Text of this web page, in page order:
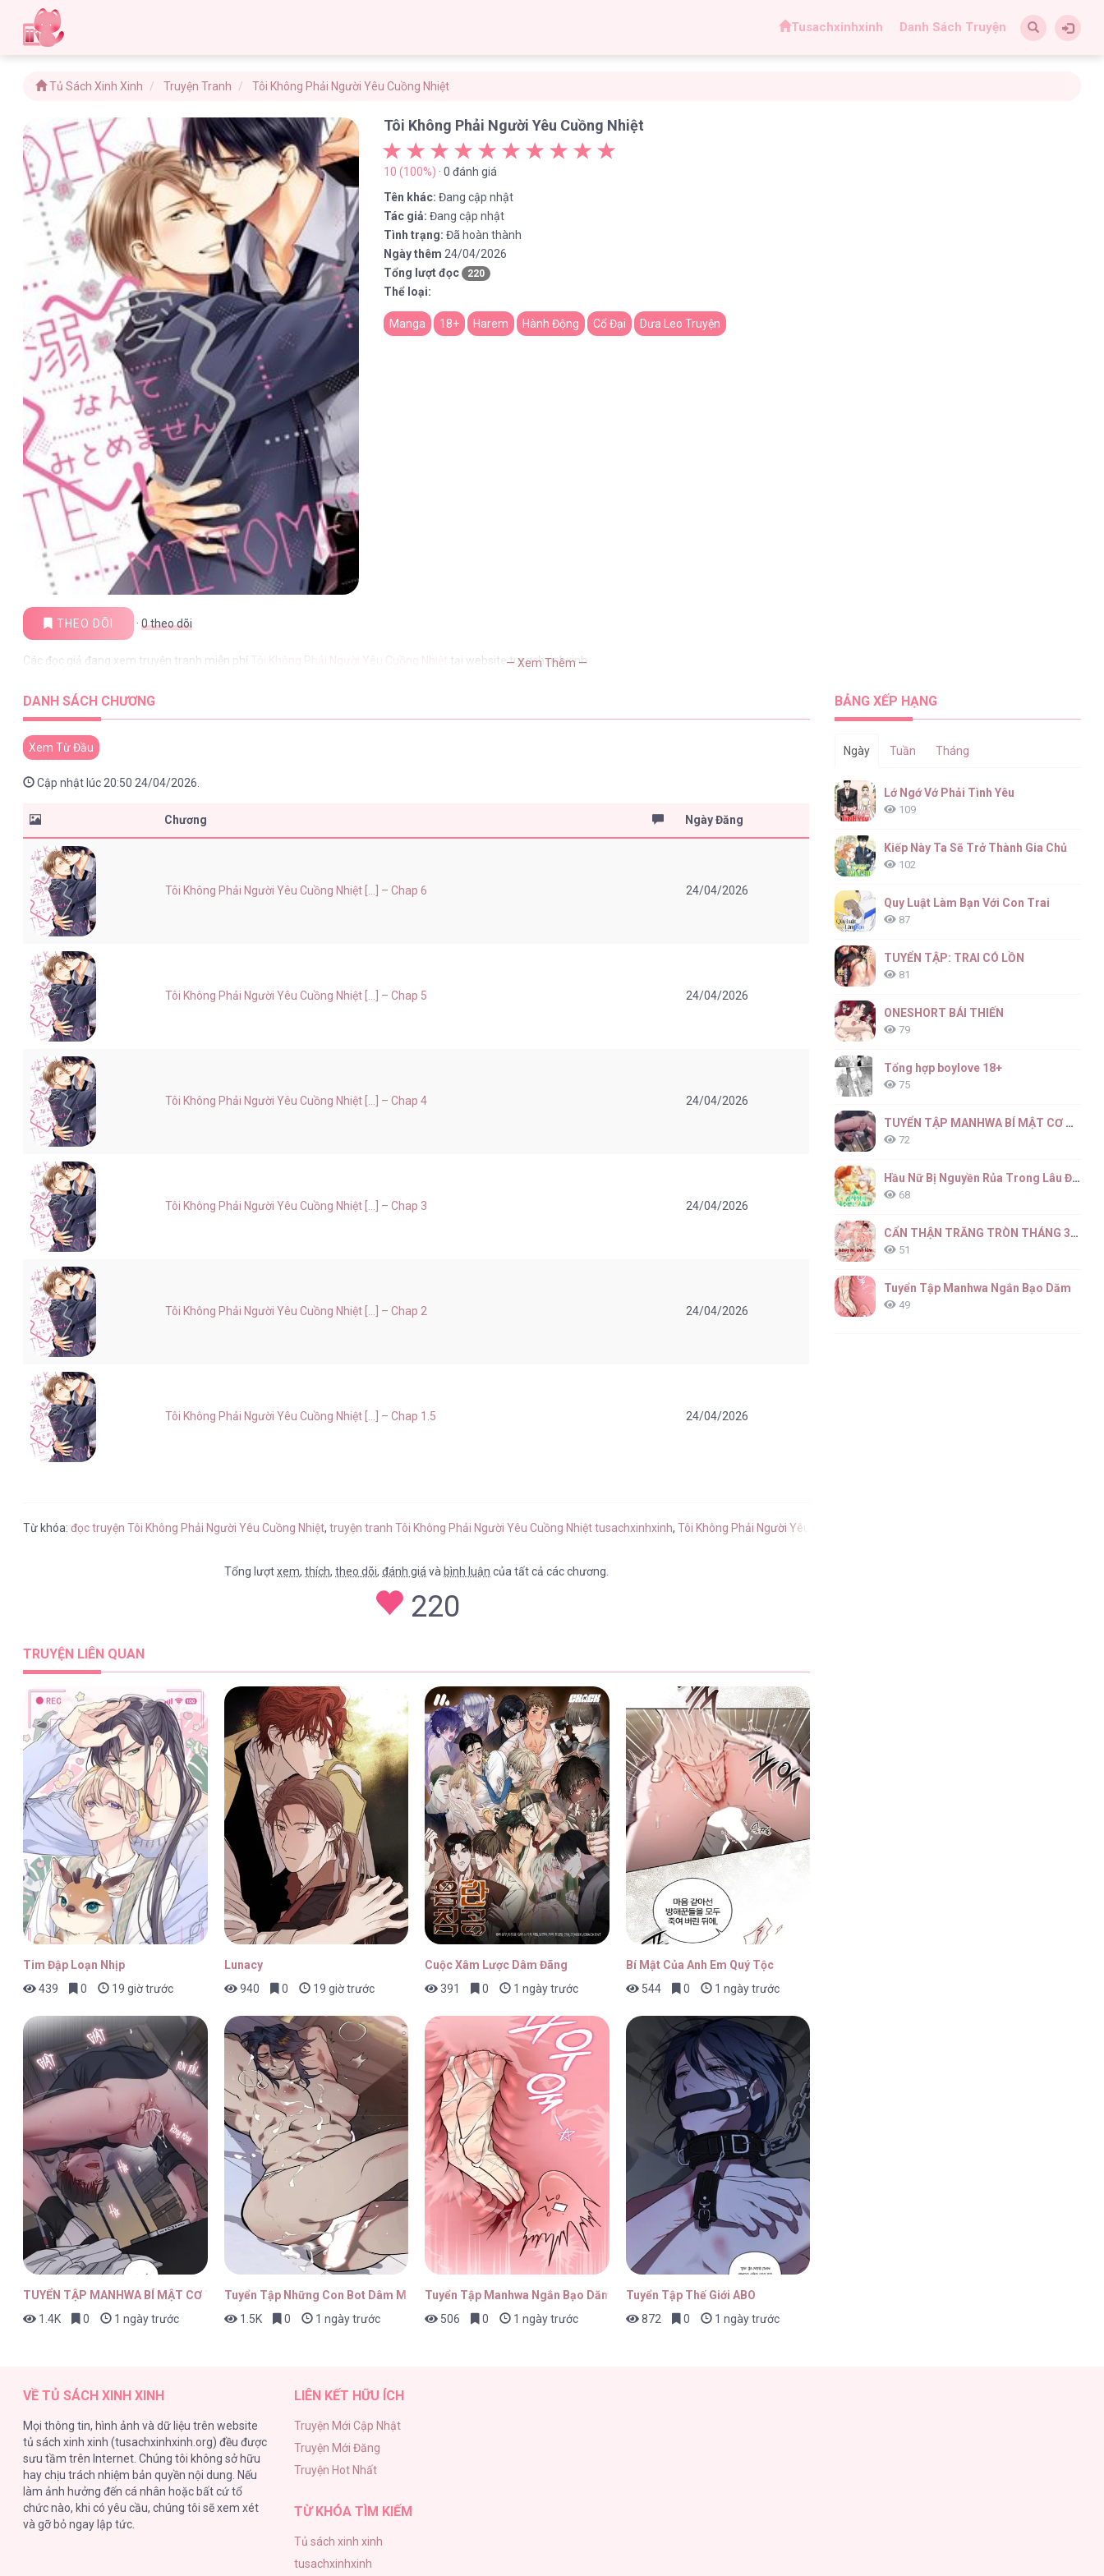
Tusachxinhxinh Danh Sách Truyện
Tủ Sách Xinh Xinh Truyện Tranh Tôi Không Phải Người Yêu Cuồng Nhiệt
Tôi Không Phải Người Yêu Cuồng Nhiệt
10 (100%) · 0 đánh giá
Tên khác: Đang cập nhật
Tác giả: Đang cập nhật
Tình trạng: Đã hoàn thành
Ngày thêm 24/04/2026
Tổng lượt đọc
220
Thể loại:
Manga 18+ Harem Hành Động Cổ Đại Dưa Leo Truyện
THEO DÕI ·0theo dõi
Các đọc giả đang xem truyện tranh miễn phí Tôi Không Phải Người Yêu Cuồng Nhiệt tại website tusachxinhxinh
— Xem Thêm —
DANH SÁCH CHƯƠNG
Xem Từ Đầu
Cập nhật lúc 20:50 24/04/2026.
Chương Ngày Đăng
Tôi Không Phải Người Yêu Cuồng Nhiệt [...] – Chap 6 24/04/2026
Tôi Không Phải Người Yêu Cuồng Nhiệt [...] – Chap 5 24/04/2026
Tôi Không Phải Người Yêu Cuồng Nhiệt [...] – Chap 4 24/04/2026
Tôi Không Phải Người Yêu Cuồng Nhiệt [...] – Chap 3 24/04/2026
Tôi Không Phải Người Yêu Cuồng Nhiệt [...] – Chap 2 24/04/2026
Tôi Không Phải Người Yêu Cuồng Nhiệt [...] – Chap 1.5 24/04/2026
Từ khóa:đọc truyện Tôi Không Phải Người Yêu Cuồng Nhiệt,truyện tranh Tôi Không Phải Người Yêu Cuồng Nhiệt tusachxinhxinh,Tôi Không Phải Người Yêu Cuồng Nhiệt tiếng Việt
Tổng lượtxem,thích,theo dõi,đánh giávà bình luận của tất cả các chương.
220
TRUYỆN LIÊN QUAN
Tim Đập Loạn Nhịp
439
0 19 giờ trước
Lunacy
940
0 19 giờ trước
Cuộc Xâm Lược Dâm Đãng
391
0 1 ngày trước
Bí Mật Của Anh Em Quý Tộc
544
0 1 ngày trước
TUYỂN TẬP MANHWA BÍ MẬT CƠ THỂ
1.4K
0 1 ngày trước
Tuyển Tập Những Con Bot Dâm Múp Rụp
1.5K
0 1 ngày trước
Tuyển Tập Manhwa Ngắn Bạo Dăm
506
0 1 ngày trước
Tuyển Tập Thế Giới ABO
872
0 1 ngày trước
BẢNG XẾP HẠNG
Ngày Tuần Tháng
Lớ Ngớ Vớ Phải Tình Yêu
109
Kiếp Này Ta Sẽ Trở Thành Gia Chủ
102
Quy Luật Làm Bạn Với Con Trai
87
TUYỂN TẬP: TRAI CÓ LỒN
81
ONESHORT BÁI THIẾN
79
Tổng hợp boylove 18+
75
TUYỂN TẬP MANHWA BÍ MẬT CƠ THỂ
72
Hầu Nữ Bị Nguyền Rủa Trong Lâu Đài Của Công Tước
68
CẨN THẬN TRĂNG TRÒN THÁNG 3 ĐẤY
51
Tuyển Tập Manhwa Ngắn Bạo Dăm
49
VỀ TỦ SÁCH XINH XINH
Mọi thông tin, hình ảnh và dữ liệu trên website
tủ sách xinh xinh (tusachxinhxinh.org) đều được
sưu tầm trên Internet. Chúng tôi không sở hữu
hay chịu trách nhiệm bản quyền nội dung. Nếu
làm ảnh hưởng đến cá nhân hoặc bất cứ tổ
chức nào, khi có yêu cầu, chúng tôi sẽ xem xét
và gỡ bỏ ngay lập tức.
LIÊN KẾT HỮU ÍCH
Truyện Mới Cập Nhật
Truyện Mới Đăng
Truyện Hot Nhất
TỪ KHÓA TÌM KIẾM
Tủ sách xinh xinh
tusachxinhxinh